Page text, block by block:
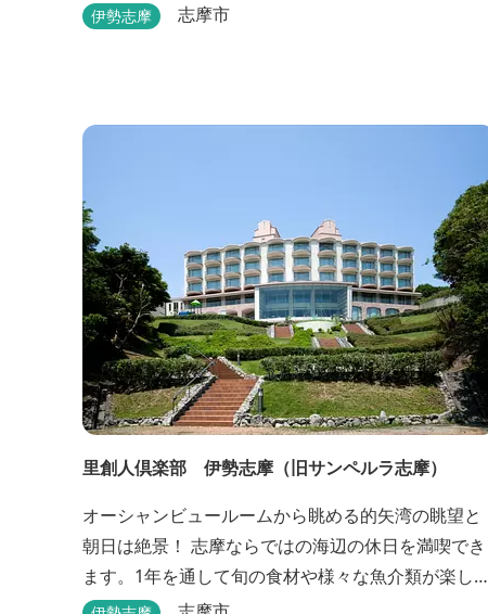
伊勢志摩 志摩市
里創人倶楽部 伊勢志摩（旧サンペルラ志摩）
オーシャンビュールームから眺める的矢湾の眺望と
朝日は絶景！ 志摩ならではの海辺の休日を満喫でき
ます。1年を通して旬の食材や様々な魚介類が楽しめ
ます。魚に良く合う地酒も充実。 露天ジャクジー